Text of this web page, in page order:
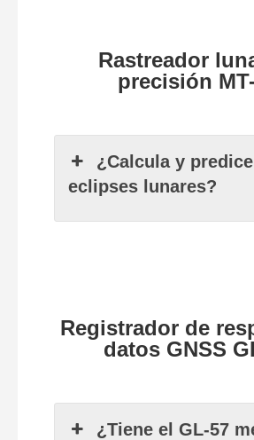
Rastreador
precisión
¿Calcula y
eclipses lunares?
Registrador de
datos GNSS
¿Tiene el GL-57